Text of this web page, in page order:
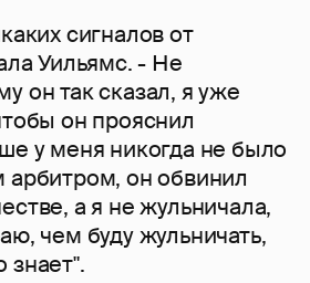
сигналов от
Уильямс. - Не
он так сказал, я уже
он прояснил
у меня никогда не было
арбитром, он обвинил
а я не жульничала,
чем буду жульничать,
знает".